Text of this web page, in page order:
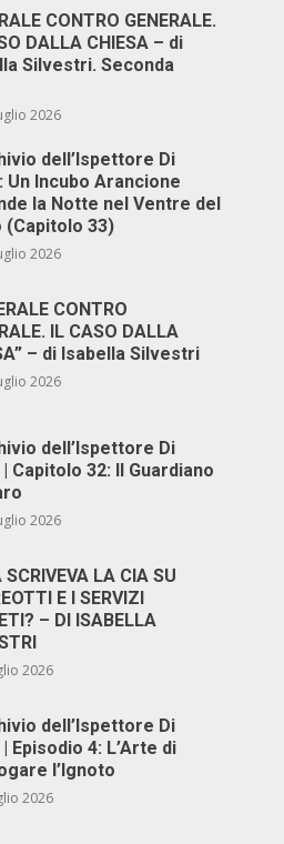
CONTRO GENERALE.
DALLA CHIESA – di
Silvestri. Seconda
2026
dell’Ispettore Di
Un Incubo Arancione
la Notte nel Ventre del
(Capitolo 33)
2026
CONTRO
IL CASO DALLA
– di Isabella Silvestri
2026
dell’Ispettore Di
Capitolo 32: Il Guardiano
2026
SCRIVEVA LA CIA SU
E I SERVIZI
– DI ISABELLA
2026
dell’Ispettore Di
Episodio 4: L’Arte di
l’Ignoto
2026